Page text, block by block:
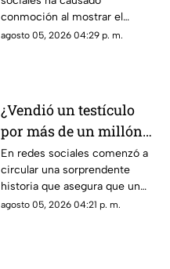
a un trabajador en una
zona portuaria y el
video se vuelve viral
conmoción al mostrar el
momento en que un trabajador
agosto 05, 2026 04:29 p. m.
¿Vendió un testículo
por más de un millón
de pesos? Esta es la
verdad detrás de la
historia que se hizo
viral
En redes sociales comenzó a
circular una sorprendente
historia que asegura que un
joven vendió uno de sus
agosto 05, 2026 04:21 p. m.